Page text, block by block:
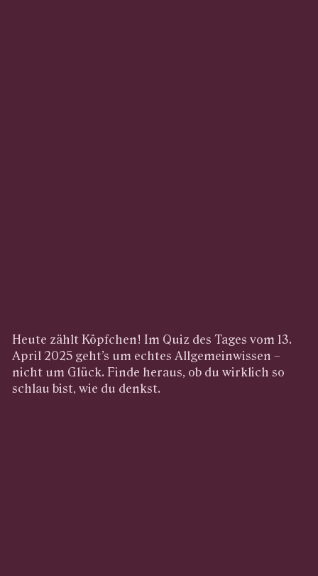
Heute zählt Köpfchen! Im Quiz des Tages vom 13.
April 2025 geht’s um echtes Allgemeinwissen –
nicht um Glück. Finde heraus, ob du wirklich so
schlau bist, wie du denkst.